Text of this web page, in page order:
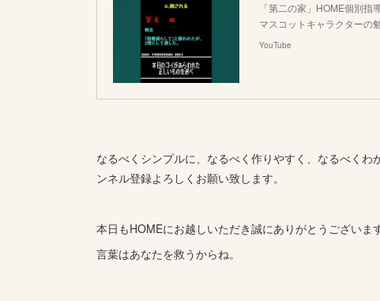
「第二の家」HOME個別
マスコットキャラクターの
YouTube
なるべくシンプルに、なるべく作りやすく、なるべく
ンネル登録よろしくお願い致します。
本日もHOMEにお越しいただき誠にありがとうございます
言葉はあなたを救うからね。